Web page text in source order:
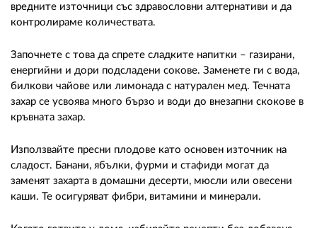
вредните източници със здравословни алтернативи и да
контролираме количествата.
Започнете с това да спрете сладките напитки – газирани,
енергийни и дори подсладени сокове. Заменете ги с вода,
билкови чайове или лимонада с натурален мед. Течната
захар се усвоява много бързо и води до внезапни скокове в
кръвната захар.
Използвайте пресни плодове като основен източник на
сладост. Банани, ябълки, фурми и стафиди могат да
заменят захарта в домашни десерти, мюсли или овесени
каши. Те осигуряват фибри, витамини и минерали.